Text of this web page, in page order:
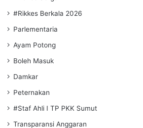
#Rikkes Berkala 2026
Parlementaria
Ayam Potong
Boleh Masuk
Damkar
Peternakan
#Staf Ahli I TP PKK Sumut
Transparansi Anggaran